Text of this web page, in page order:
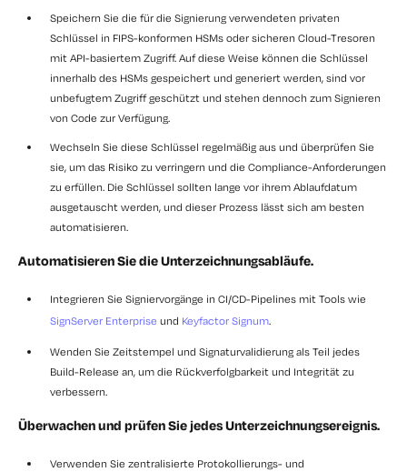
Speichern Sie die für die Signierung verwendeten privaten
Schlüssel in FIPS-konformen HSMs oder sicheren Cloud-Tresoren
mit API-basiertem Zugriff. Auf diese Weise können die Schlüssel
innerhalb des HSMs gespeichert und generiert werden, sind vor
unbefugtem Zugriff geschützt und stehen dennoch zum Signieren
von Code zur Verfügung.
Wechseln Sie diese Schlüssel regelmäßig aus und überprüfen Sie
sie, um das Risiko zu verringern und die Compliance-Anforderungen
zu erfüllen. Die Schlüssel sollten lange vor ihrem Ablaufdatum
ausgetauscht werden, und dieser Prozess lässt sich am besten
automatisieren.
Automatisieren Sie die Unterzeichnungsabläufe.
Integrieren Sie Signiervorgänge in CI/CD-Pipelines mit Tools wie
SignServer Enterprise und Keyfactor Signum.
Wenden Sie Zeitstempel und Signaturvalidierung als Teil jedes
Build-Release an, um die Rückverfolgbarkeit und Integrität zu
verbessern.
Überwachen und prüfen Sie jedes Unterzeichnungsereignis.
Verwenden Sie zentralisierte Protokollierungs- und